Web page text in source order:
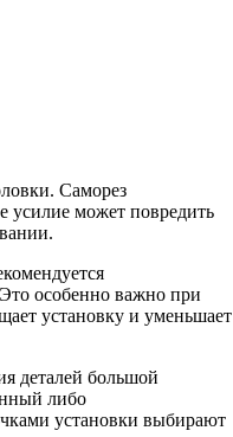
Саморез
усилие может повредить
особенно важно при
установку и уменьшает
деталей большой
либо
установки выбирают